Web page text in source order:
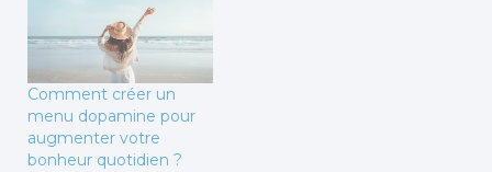
Comment créer un
menu dopamine pour
augmenter votre
bonheur quotidien ?